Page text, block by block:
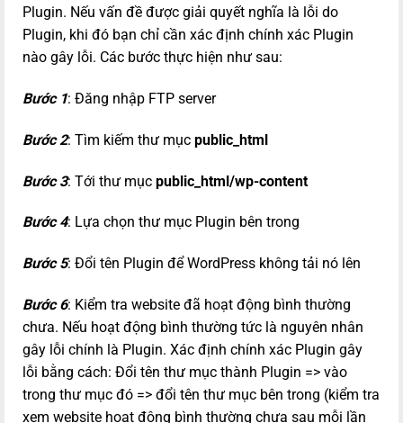
Plugin. Nếu vấn đề được giải quyết nghĩa là lỗi do
Plugin, khi đó bạn chỉ cần xác định chính xác Plugin
nào gây lỗi. Các bước thực hiện như sau:
Bước 1: Đăng nhập FTP server
Bước 2: Tìm kiếm thư mục public_html
Bước 3: Tới thư mục public_html/wp-content
Bước 4: Lựa chọn thư mục Plugin bên trong
Bước 5: Đổi tên Plugin để WordPress không tải nó lên
Bước 6: Kiểm tra website đã hoạt động bình thường
chưa. Nếu hoạt động bình thường tức là nguyên nhân
gây lỗi chính là Plugin. Xác định chính xác Plugin gây
lỗi bằng cách: Đổi tên thư mục thành Plugin => vào
trong thư mục đó => đổi tên thư mục bên trong (kiểm tra
xem website hoạt động bình thường chưa sau mỗi lần